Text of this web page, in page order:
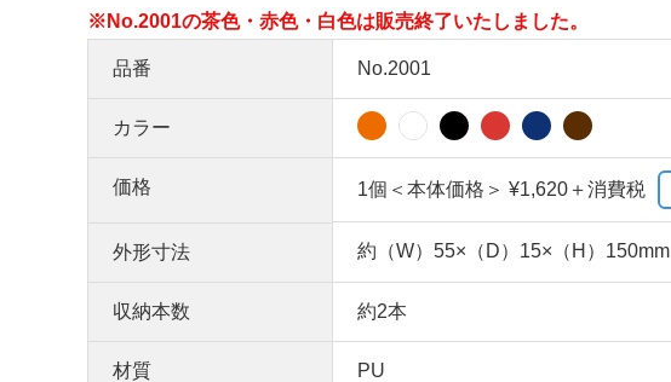
※No.2001の茶色・赤色・白色は販売終了いたしました。
品番 No.2001
カラー
価格 1個＜本体価格＞ ¥1,620＋消費税
外形寸法 約（W）55×（D）15×（H）150mm
収納本数 約2本
材質 PU